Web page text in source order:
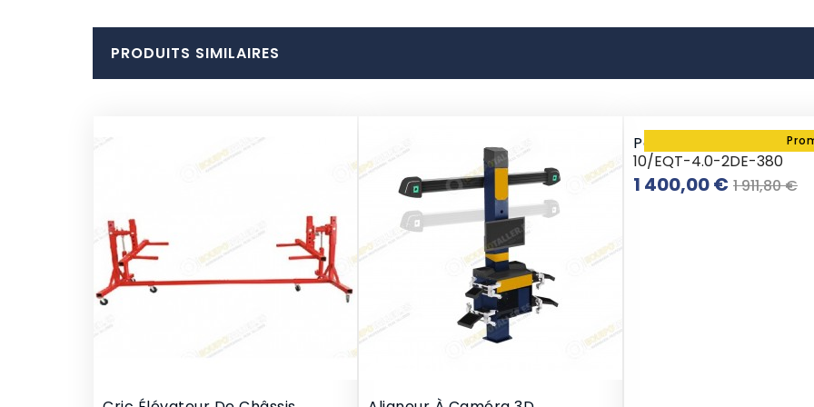
PRODUITS SIMILAIRES
Pont Élévateur 2
10/EQT-4.0-2DE-380
1 400,00 € Prix
1 911,80 €Prix